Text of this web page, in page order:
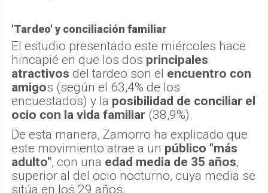
'Tardeo' y conciliación familiar
El estudio presentado este miércoles hace
hincapié en que los dos principales
atractivos del tardeo son el encuentro con
amigos (según el 63,4% de los
encuestados) y la posibilidad de conciliar el
ocio con la vida familiar (38,9%).
De esta manera, Zamorro ha explicado que
este movimiento atrae a un público "más
adulto", con una edad media de 35 años,
superior al del ocio nocturno, cuya media se
sitúa en los 29 años.